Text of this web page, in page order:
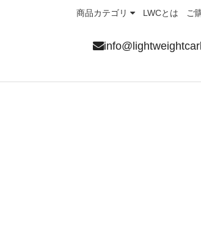
商品カテゴリ LWCとは ご